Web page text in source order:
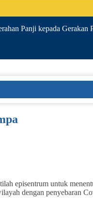
Panji kepada Gerakan
episentrum untuk
dengan penyebaran